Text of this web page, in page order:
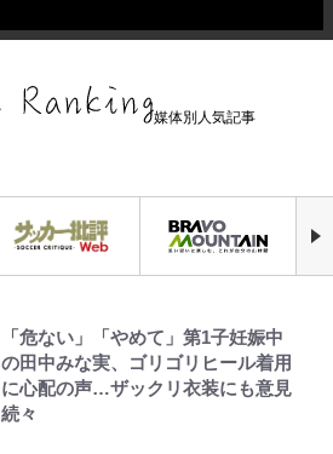
媒体別人気記事
「危ない」「やめて」第1子妊娠中
の田中みな実、ゴリゴリヒール着用
に心配の声…ザックリ衣装にも意見
続々
｢お土産最高すぎ笑｣｢どうやって入
手？｣ブライトン帰還の三笘薫、同
僚に“ポケカ”をプレゼント！｢薫の
笑顔見れてよかった｣｢大喜びのリ
やってはいけない！「キャンプツー
リング」での「NGパッキング」7
選！ 安全＆快適につながる「荷物
の順序や位置」積載のコツとは？
公式-ヒロインが来る前に妊娠しま
した~詰んだはずの悪役令嬢です
が、どうやら違うようです~ 第1話
元衆院議員・山尾志桜里が語る誹謗
中傷動画…「計り知れない」切り抜
き落選運動の影響と今語る「保育園
落ちた日本死ね」
『ONE PIECE』今後の展開に絡ん
できそうな「意味深な表紙連載」
「神」エネルの月での展開に、元王
下七武海の謎めいた過去も…
浅草は日本の心だゾ
空の轍と大地の雲と 第1回